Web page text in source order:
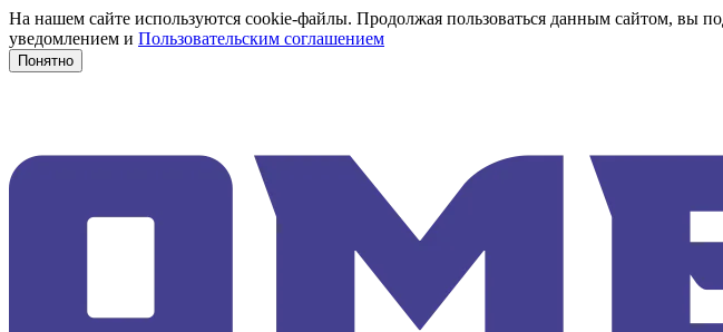
На нашем сайте используются cookie-файлы. Продолжая пользоваться данным сайтом, вы
уведомлением и Пользовательским соглашением
Понятно